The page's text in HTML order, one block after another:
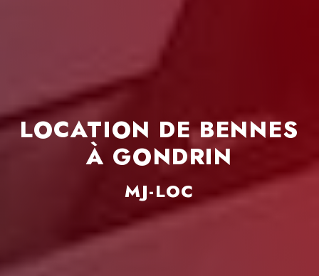
LOCATION DE BENNES
À GONDRIN
MJ-LOC